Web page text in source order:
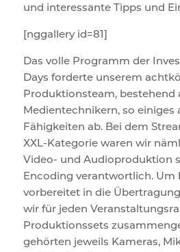
und interessante Tipps und
[nggallery id=81]
Das volle Programm der
Days forderte unserem
Produktionsteam, bestehend
Medientechnikern, so einiges
Fähigkeiten ab. Bei dem
XXL-Kategorie waren wir
Video- und Audioproduktion
Encoding verantwortlich. Um
vorbereitet in die
wir für jeden
Produktionssets
gehörten jeweils Kameras,